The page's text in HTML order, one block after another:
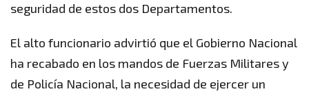
seguridad de estos dos Departamentos.
El alto funcionario advirtió que el Gobierno Nacional
ha recabado en los mandos de Fuerzas Militares y
de Policía Nacional, la necesidad de ejercer un